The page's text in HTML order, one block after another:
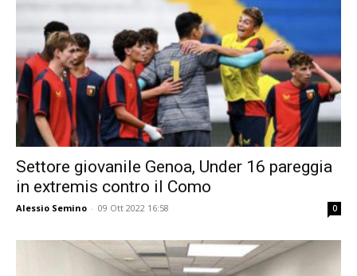
Settore giovanile Genoa, Under 16 pareggia
in extremis contro il Como
Alessio Semino - 09 Ott 2022 16:58 0